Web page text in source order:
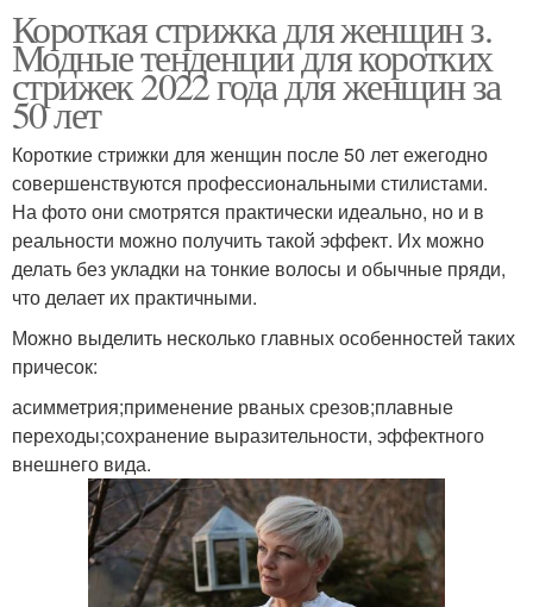
Короткая стрижка для женщин з.
Модные тенденции для коротких
стрижек 2022 года для женщин за
50 лет
Короткие стрижки для женщин после 50 лет ежегодно
совершенствуются профессиональными стилистами.
На фото они смотрятся практически идеально, но и в
реальности можно получить такой эффект. Их можно
делать без укладки на тонкие волосы и обычные пряди,
что делает их практичными.
Можно выделить несколько главных особенностей таких
причесок:
асимметрия;применение рваных срезов;плавные
переходы;сохранение выразительности, эффектного
внешнего вида.